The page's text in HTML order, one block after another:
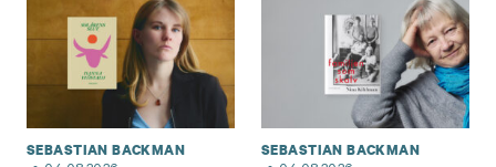
SEBASTIAN BACKMAN SEBASTIAN BACKMAN